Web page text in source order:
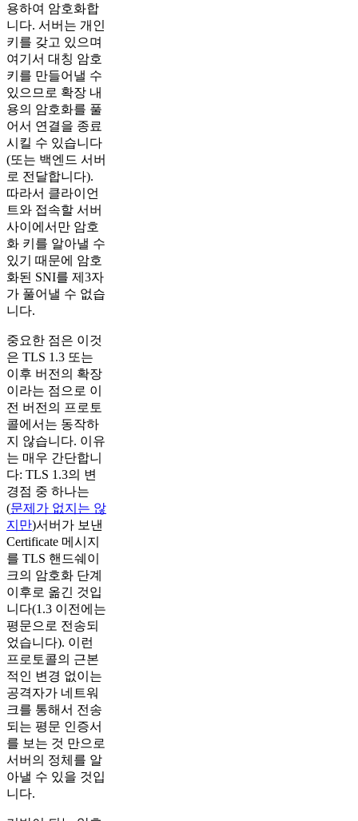
용하여 암호화합
니다. 서버는 개인
키를 갖고 있으며
여기서 대칭 암호
키를 만들어낼 수
있으므로 확장 내
용의 암호화를 풀
어서 연결을 종료
시킬 수 있습니다
(또는 백엔드 서버
로 전달합니다​).
따라서 클라이언
트와 접속할 서버
사이에서만 암호
화 키를 알아낼 수
있기 때문에 암호
화된 SNI를 제3자
가 풀어낼 수 없습
니다.
중요한 점은 이것
은 TLS 1.3 또는
이후 버전의 확장
이라는 점으로 이
전 버전의 프로토
콜에서는 동작하
지 않습니다. 이유
는 매우 간단합니
다: TLS 1.3의 변
경점 중 하나는
(문제가 없지는 않
지만)서버가 보낸
Certificate 메시지
를 TLS 핸드쉐이
크의 암호화 단계
이후로 옮긴 것입
니다(1.3 이전에는
평문으로 전송되
었습니다). 이런
프로토콜의 근본
적인 변경 없이는
공격자가 네트워
크를 통해서 전송
되는 평문 인증서
를 보는 것 만으로
서버의 정체를 알
아낼 수 있을 것입
니다.